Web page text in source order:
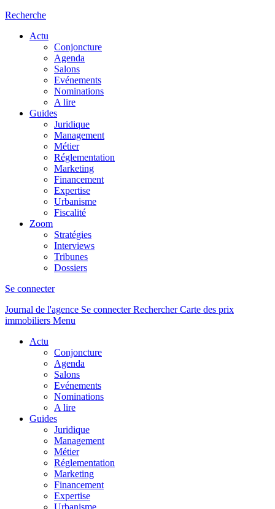
Recherche
Actu
Conjoncture
Agenda
Salons
Evénements
Nominations
A lire
Guides
Juridique
Management
Métier
Réglementation
Marketing
Financement
Expertise
Urbanisme
Fiscalité
Zoom
Stratégies
Interviews
Tribunes
Dossiers
Se connecter
Journal de l'agence Se connecterRechercher Carte des prix
immobiliers Menu
Actu
Conjoncture
Agenda
Salons
Evénements
Nominations
A lire
Guides
Juridique
Management
Métier
Réglementation
Marketing
Financement
Expertise
Urbanisme